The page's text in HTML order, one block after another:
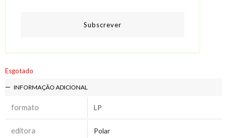
Subscrever
Esgotado
INFORMAÇÃO ADICIONAL
formato LP
editora Polar